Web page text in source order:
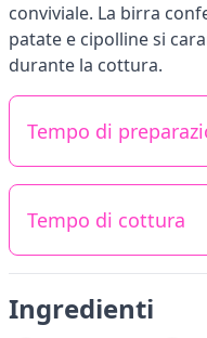
conviviale. La birra
patate e cipolline si
durante la cottura.
Tempo di
Tempo di cottura
Ingredienti